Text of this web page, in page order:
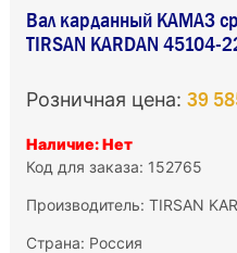
Вал карданный КАМАЗ
TIRSAN KARDAN
Розничная цена: 39
Наличие: Нет
Код для заказа: 152765
Производитель: TIRSAN
Страна: Россия